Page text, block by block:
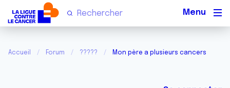
Accueil Forum ????? Mon père a plusieurs cancers